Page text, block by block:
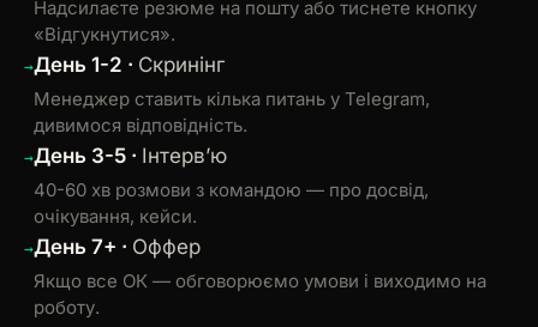
Надсилаєте резюме на пошту або тиснете кнопку
«Відгукнутися».
День 1-2 · Скринінг
Менеджер ставить кілька питань у Telegram,
дивимося відповідність.
День 3-5 · Інтервʼю
40-60 хв розмови з командою — про досвід,
очікування, кейси.
День 7+ · Оффер
Якщо все ОК — обговорюємо умови і виходимо на
роботу.